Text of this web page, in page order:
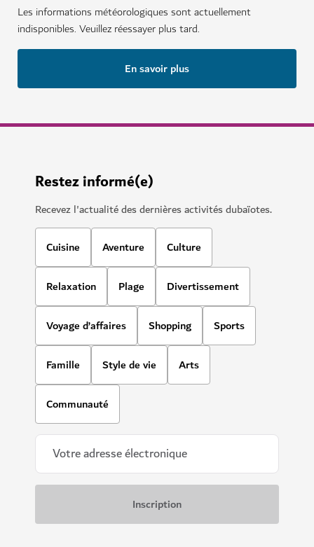
Les informations météorologiques sont actuellement
indisponibles. Veuillez réessayer plus tard.
En savoir plus
Restez informé(e)
Recevez l'actualité des dernières activités dubaïotes.
Cuisine Aventure Culture
Relaxation Plage Divertissement
Voyage d’affaires Shopping Sports
Famille Style de vie Arts
Communauté